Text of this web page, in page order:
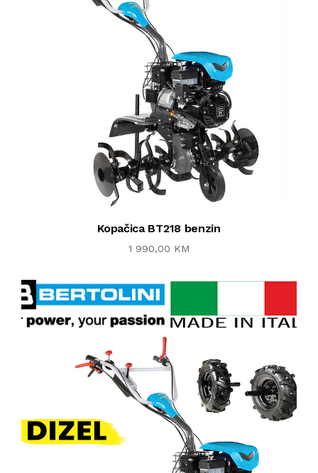
Kopačica BT218 benzin
1 990,00 KM